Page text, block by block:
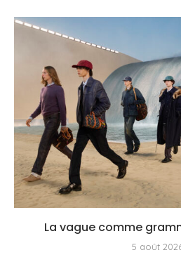
La vague comme
5 août